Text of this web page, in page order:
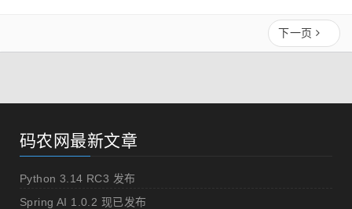
下一页
码农网最新文章
Python 3.14 RC3 发布
Spring AI 1.0.2 现已发布